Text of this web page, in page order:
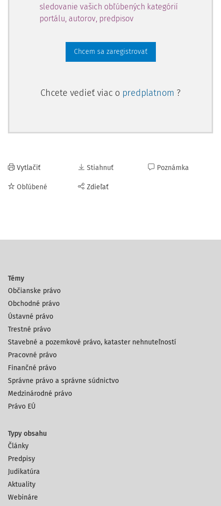
sledovanie vašich obľúbených kategórií
portálu, autorov, predpisov
Chcem sa zaregistrovať
Chcete vedieť viac o predplatnom ?
Vytlačiť
Obľúbené
Stiahnuť
Zdieľať
Poznámka
Témy
Občianske právo
Obchodné právo
Ústavné právo
Trestné právo
Stavebné a pozemkové právo, kataster nehnuteľností
Pracovné právo
Finančné právo
Správne právo a správne súdnictvo
Medzinárodné právo
Právo EÚ
Typy obsahu
Články
Predpisy
Judikatúra
Aktuality
Webináre